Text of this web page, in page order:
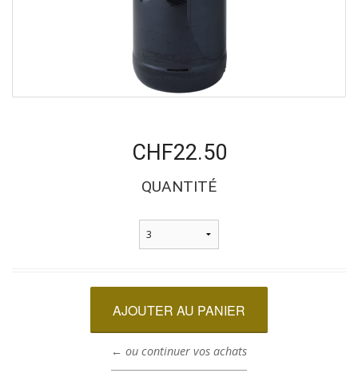
CHF22.50
QUANTITÉ
← ou continuer vos achats